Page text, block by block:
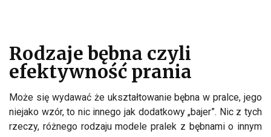
Rodzaje bębna czyli
efektywność prania
Może się wydawać że ukształtowanie bębna w pralce, jego
niejako wzór, to nic innego jak dodatkowy „bajer”. Nic z tych
rzeczy, różnego rodzaju modele pralek z bębnami o innym